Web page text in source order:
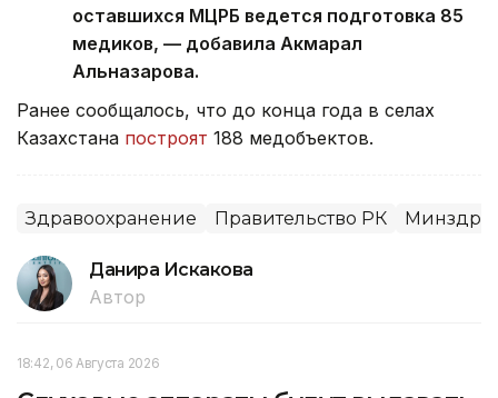
оставшихся МЦРБ ведется подготовка 85
медиков, — добавила Акмарал
Альназарова.
Ранее сообщалось, что до конца года в селах
Казахстана построят 188 медобъектов.
Здравоохранение Правительство РК
Данира Искакова
Автор
18:42, 06 Августа 2026